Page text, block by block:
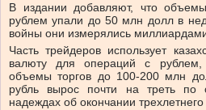
В издании добавляют, что
рублем упали до 50 млн долл в
войны они измерялись
Часть трейдеров использует
валюту для операций с рублем,
объемы торгов до 100-200 млн
рубль вырос почти на треть
надеждах об окончании